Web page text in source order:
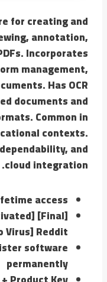
for creating and
annotation,
Incorporates
management,
Has OCR
documents and
Common in
contexts.
and
cloud integration.
access
[Final]
Virus] Reddit
software
permanently